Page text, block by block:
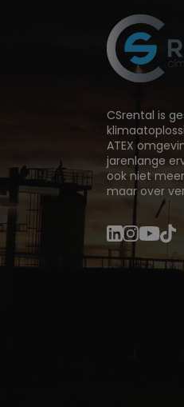
CSrental is
ATEX
jarenlange
ook niet
maar over